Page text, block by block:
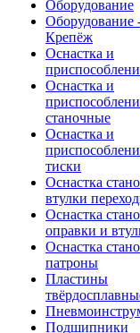
Оборудование
Оборудование
Крепёж
Оснастка и
Оснастка и
станочные
Оснастка и
тиски
Оснастка
втулки
Оснастка
оправки и
Оснастка
патроны
Пластины
Подшипники